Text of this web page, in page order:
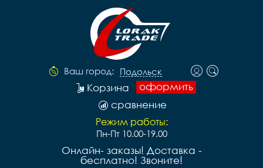
Ваш город: Подольск
оформить
Корзина
сравнение
Режим работы:
Пн-Пт 10.00-19.00
Онлайн- заказы! Доставка -
бесплатно! Звоните!